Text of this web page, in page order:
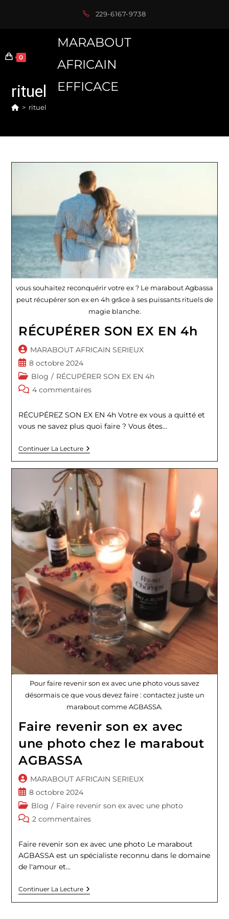
229-6167-9738
0
MARABOUT
AFRICAIN
EFFICACE
rituel
> rituel
vous souhaitez reconquérir votre ex ? Le marabout Agbassa
peut récupérer son ex en 4h grâce à ses puissants rituels de
magie blanche.
RÉCUPÉRER SON EX EN 4h
Auteur/autrice
de
la
publication :
MARABOUT AFRICAIN SERIEUX
Publication
publiée :
8 octobre 2024
Post
category:
Blog / RÉCUPÉRER SON EX EN 4h
Commentaires
la
4 commentaires
RÉCUPÉREZ SON EX EN 4h Votre ex vous a quitté et
vous ne savez plus quoi faire ? Vous êtes…
Continuer La LectureRÉCUPÉRER
EN
4h
Pour faire revenir son ex avec une photo vous savez
désormais ce que vous devez faire : contactez juste un
marabout comme AGBASSA.
Faire revenir son ex avec
une photo chez le marabout
AGBASSA
Auteur/autrice
de
la
publication :
MARABOUT AFRICAIN SERIEUX
Publication
publiée :
8 octobre 2024
Post
category:
Blog / Faire revenir son ex avec une photo
Commentaires
la
publication :
2 commentaires
Faire revenir son ex avec une photo Le marabout
AGBASSA est un spécialiste reconnu dans le domaine
de l'amour et…
Continuer La LectureFaire
Revenir
Son